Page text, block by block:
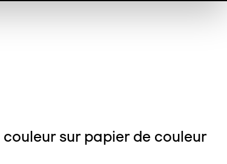
sur papier de couleur